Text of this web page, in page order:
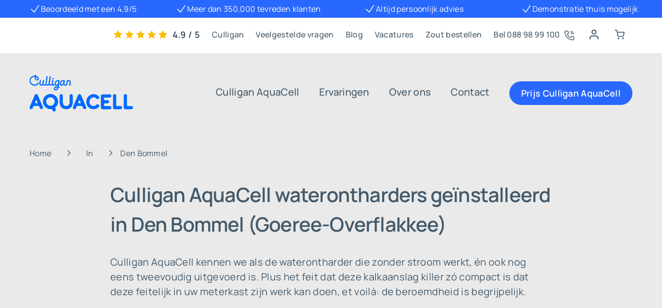
Beoordeeld met een 4,9/5 Meer dan 350.000 tevreden klanten Altijd persoonlijk advies Demonstratie thuis mogelijk
4.9 / 5 Culligan Veelgestelde vragen Blog Vacatures Zout bestellen Bel 088 98 99 100
Culligan AquaCell Ervaringen Over ons Contact Prijs Culligan AquaCell
Home In Den Bommel
Culligan AquaCell waterontharders geïnstalleerd
in Den Bommel (Goeree-Overflakkee)
Culligan AquaCell kennen we als de waterontharder die zonder stroom werkt, én ook nog
eens tweevoudig uitgevoerd is. Plus het feit dat deze kalkaanslag killer zó compact is dat
deze feitelijk in uw meterkast zijn werk kan doen, et voilà: de beroemdheid is begrijpelijk.